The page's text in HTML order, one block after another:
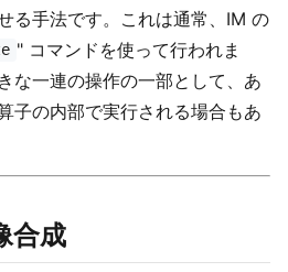
る手法です。これは通常、IM の
" コマンドを使って行われま
な一連の操作の一部として、あ
子の内部で実行される場合もあ
合成